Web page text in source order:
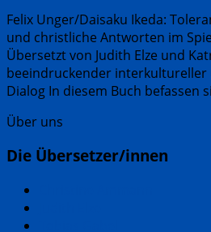
Felix Unger/Daisaku Ikeda:
und christliche Antworten im
Übersetzt von Judith Elze und
beeindruckender
Dialog In diesem Buch befassen
Über uns
Die Übersetzer/innen